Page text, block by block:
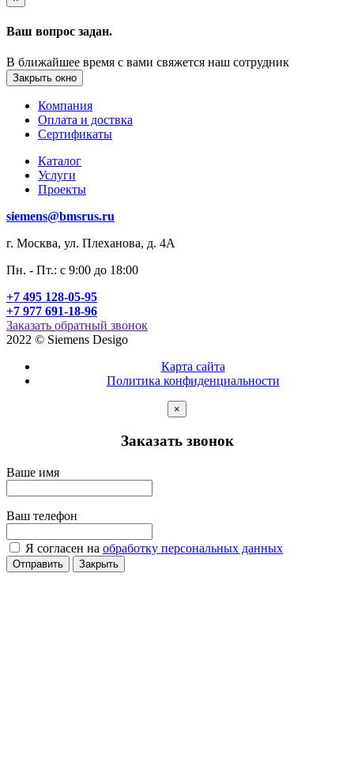
Ваш вопрос задан.
В ближайшее время с вами свяжется наш сотрудник
Закрыть окно
Компания
Оплата и доствка
Сертификаты
Каталог
Услуги
Проекты
siemens@bmsrus.ru
г. Москва, ул. Плеханова, д. 4А
Пн. - Пт.: c 9:00 до 18:00
+7 495 128-05-95
+7 977 691-18-96
Заказать обратный звонок
2022 © Siemens Desigo
Карта сайта
Политика конфиденциальности
×
Заказать звонок
Ваше имя
Ваш телефон
Я согласен на обработку персональных данных
Отправить Закрыть